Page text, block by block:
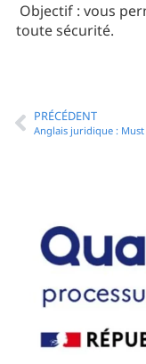
Objectif : vous
toute sécurité.
PRÉCÉDENT